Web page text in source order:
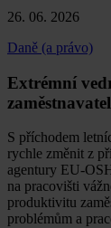
26. 06. 2026
Daně (a právo)
Extrémní
S příchodem
rychle změnit z
agentury EU-
na pracovišti
produktivitu
problémům a